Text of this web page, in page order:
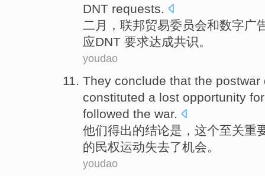
DNT requests.
二月
， 联邦贸易委员会和数字广
应DNT 要求达成共识。
youdao
They conclude that the postwar
constituted a lost opportunity for
followed the war.
他们得出的结论是， 这个至关重
的民权运动失去了机会。
youdao